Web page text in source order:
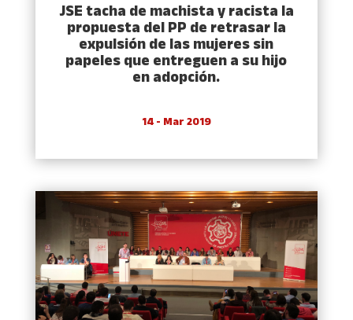
JSE tacha de machista y racista la
propuesta del PP de retrasar la
expulsión de las mujeres sin
papeles que entreguen a su hijo
en adopción.
14 - Mar 2019